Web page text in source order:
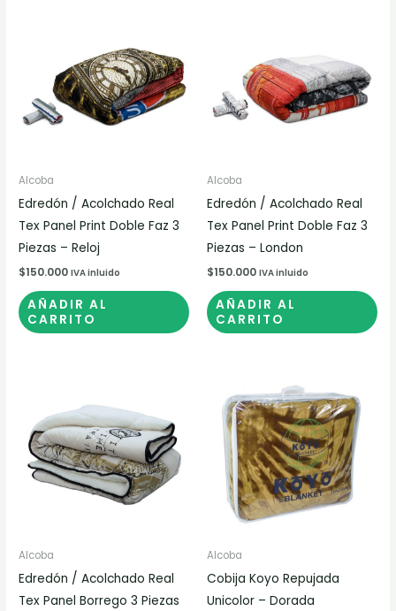
Alcoba
Edredón / Acolchado Real
Tex Panel Print Doble Faz 3
Piezas – Reloj
$150.000 IVA inluido
AÑADIR AL
CARRITO
Alcoba
Edredón / Acolchado Real
Tex Panel Print Doble Faz 3
Piezas – London
$150.000 IVA inluido
AÑADIR AL
CARRITO
Alcoba
Edredón / Acolchado Real
Tex Panel Borrego 3 Piezas
Alcoba
Cobija Koyo Repujada
Unicolor – Dorada